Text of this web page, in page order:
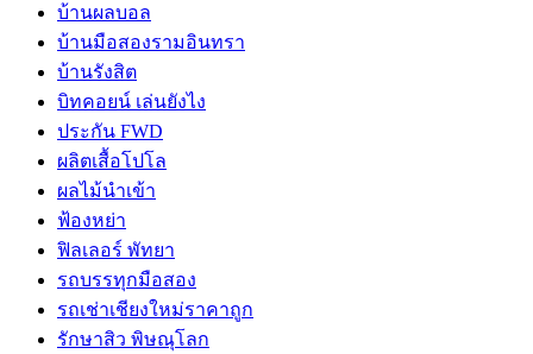
บ้านผลบอล
บ้านมือสองรามอินทรา
บ้านรังสิต
บิทคอยน์ เล่นยังไง
ประกัน FWD
ผลิตเสื้อโปโล
ผลไม้นำเข้า
ฟ้องหย่า
ฟิลเลอร์ พัทยา
รถบรรทุกมือสอง
รถเช่าเชียงใหม่ราคาถูก
รักษาสิว พิษณุโลก